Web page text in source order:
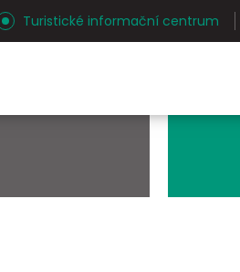
Turistické informační centrum